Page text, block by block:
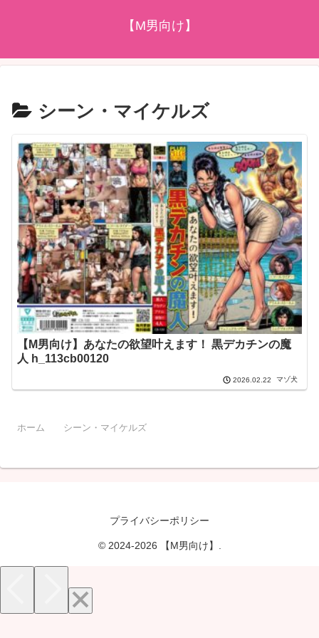
【M男向け】
シーン・マイケルズ
【M男向け】あなたの欲望叶えます！ 黒デカチンの魔
人 h_113cb00120
2026.02.22 マゾ犬
ホーム シーン・マイケルズ
プライバシーポリシー
© 2024-2026 【M男向け】.